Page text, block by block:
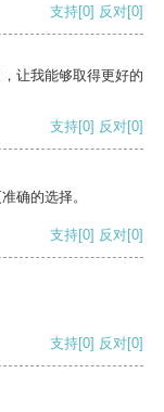
支持[0] 反对[0]
让我能够取得更好的
支持[0] 反对[0]
确的选择。
支持[0] 反对[0]
支持[0] 反对[0]